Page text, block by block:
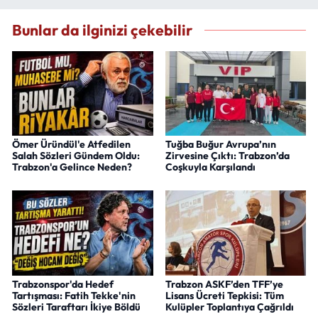
Bunlar da ilginizi çekebilir
Ömer Üründül'e Atfedilen
Salah Sözleri Gündem Oldu:
Trabzon'a Gelince Neden?
Tuğba Buğur Avrupa’nın
Zirvesine Çıktı: Trabzon’da
Coşkuyla Karşılandı
Trabzonspor'da Hedef
Tartışması: Fatih Tekke'nin
Sözleri Taraftarı İkiye Böldü
Trabzon ASKF’den TFF’ye
Lisans Ücreti Tepkisi: Tüm
Kulüpler Toplantıya Çağrıldı